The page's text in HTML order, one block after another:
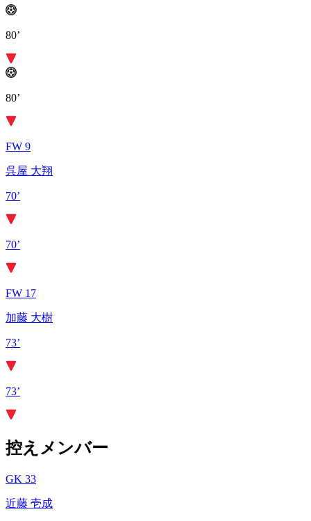
80’
80’
FW 9
呉屋 大翔
70’
70’
FW 17
加藤 大樹
73’
73’
控えメンバー
GK 33
近藤 壱成